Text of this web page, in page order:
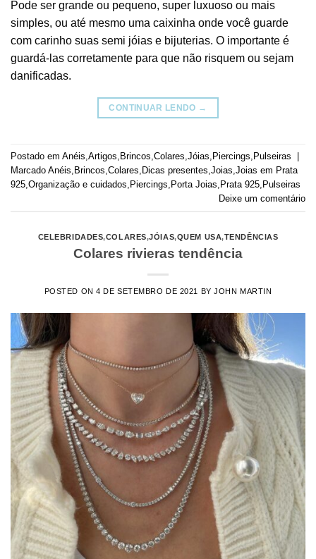
Pode ser grande ou pequeno, super luxuoso ou mais
simples, ou até mesmo uma caixinha onde você guarde
com carinho suas semi jóias e bijuterias. O importante é
guardá-las corretamente para que não risquem ou sejam
danificadas.
CONTINUAR LENDO →
Postado em Anéis Artigos Brincos Colares Jóias Piercings Pulseiras
|
Marcado Anéis Brincos Colares Dicas presentes Joias Joias em Prata
925 Organização e cuidados Piercings Porta Joias Prata 925 Pulseiras
Deixe um comentário
CELEBRIDADES,COLARES,JÓIAS,QUEM USA,TENDÊNCIAS
Colares rivieras tendência
POSTED ON4 DE SETEMBRO DE 2021 BYJOHN MARTIN